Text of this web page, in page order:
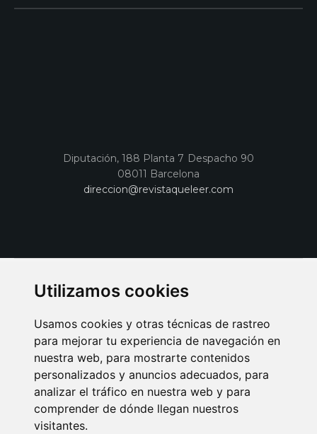
Utilizamos cookies
Usamos cookies y otras técnicas de rastreo
para mejorar tu experiencia de navegación en
nuestra web, para mostrarte contenidos
personalizados y anuncios adecuados, para
analizar el tráfico en nuestra web y para
comprender de dónde llegan nuestros
visitantes.
Diputación, 188 Planta 7 Despacho 90
08011 Barcelona
direccion@revistaqueleer.com
AVISO LEGAL POLITICA DE COOKIES
POLITICA DE PRIVACIDAD
PUBLICIDAD EN LA REVISTA QUÉ LEER
SORTEO-PREESTRENOS
SUSCRIPCIONES